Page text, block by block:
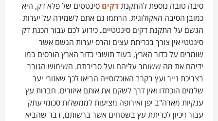
סיבה טובה נוספת להתקנת דקים סינטטים של פלא דק, היא
כמובן הסיבה האקולוגית. הרתמו גם אתם לשמירה על יערות
הגשם על התקנת דקים סינטטיים. כידוע לכם עבור הכנת דק
סינטטי אין צורך בכריתת עצים והרס יערות הגשם אשר
שומרים על כדור הארץ, בעוד תושבי כדור הארץ הורסים במו
ידיהם את מה ששומר עליהם ועל סביבתם. השימוש הגובר
בצריכת נייר ועץ בקרב האוכלוסייה הביאו לכך שאזורי יער
שלמים הוכחדו ואין דרך לשקם את אותם איזורים. חברות עץ
ענקיות מארה"ב יפן ואירופה מציעות לממשלות סכומי עתק
עבור זיכיון לכריתת עץ בשטחים אשר ברשותם, דבר שהביא